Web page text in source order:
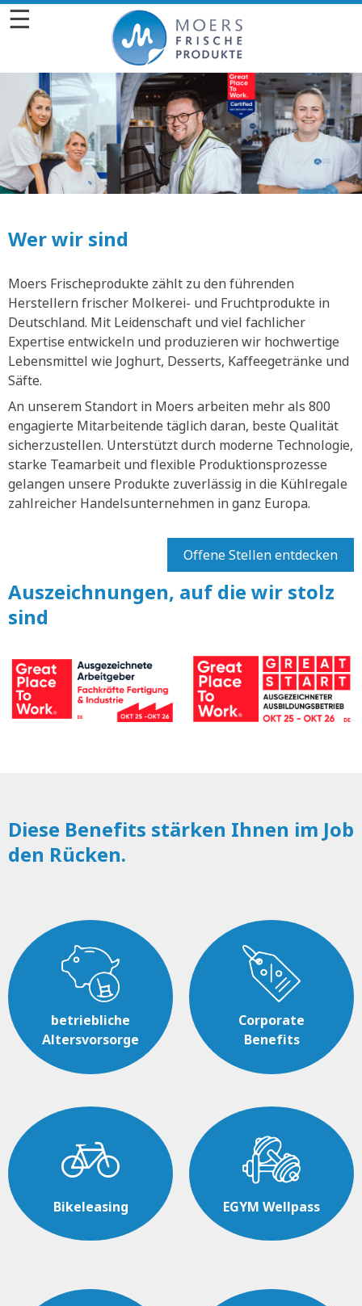
☰
Wer wir sind
Moers Frischeprodukte zählt zu den führenden
Herstellern frischer Molkerei- und Fruchtprodukte in
Deutschland. Mit Leidenschaft und viel fachlicher
Expertise entwickeln und produzieren wir hochwertige
Lebensmittel wie Joghurt, Desserts, Kaffeegetränke und
Säfte.
An unserem Standort in Moers arbeiten mehr als 800
engagierte Mitarbeitende täglich daran, beste Qualität
sicherzustellen. Unterstützt durch moderne Technologie,
starke Teamarbeit und flexible Produktionsprozesse
gelangen unsere Produkte zuverlässig in die Kühlregale
zahlreicher Handelsunternehmen in ganz Europa.
Offene Stellen entdecken
Auszeichnungen, auf die wir stolz
sind
Diese Benefits stärken Ihnen im Job
den Rücken.
betriebliche
Altersvorsorge
Bikeleasing
Corporate
Benefits
EGYM Wellpass